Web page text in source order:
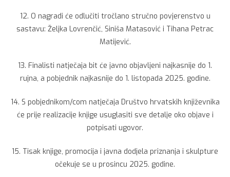
12. O nagradi će odlučiti tročlano stručno povjerenstvo u
sastavu: Željka Lovrenčić, Siniša Matasović i Tihana Petrac
Matijević.
13. Finalisti natječaja bit će javno objavljeni najkasnije do 1.
rujna, a pobjednik najkasnije do 1. listopada 2025. godine.
14. S pobjednikom/com natječaja Društvo hrvatskih književnika
će prije realizacije knjige usuglasiti sve detalje oko objave i
potpisati ugovor.
15. Tisak knjige, promocija i javna dodjela priznanja i skulpture
očekuje se u prosincu 2025. godine.